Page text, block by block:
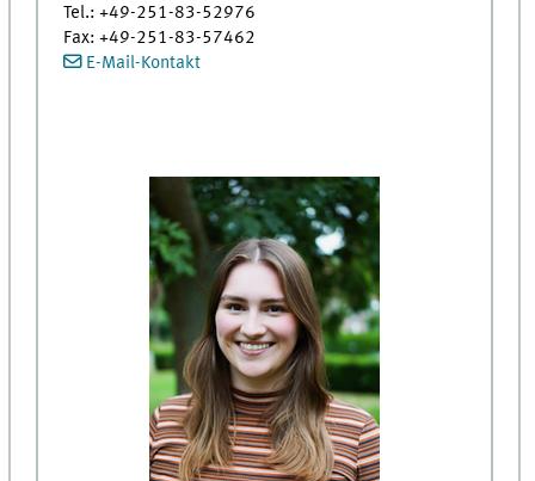
Tel.: +49-251-83-52976
Fax: +49-251-83-57462
E-Mail-Kontakt